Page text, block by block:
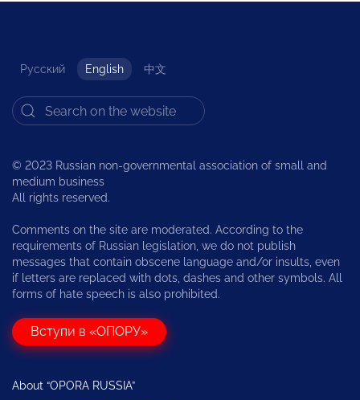
Русский English 中文
© 2023 Russian non-governmental association of small and
medium business
All rights reserved.
Comments on the site are moderated. According to the
requirements of Russian legislation, we do not publish
messages that contain obscene language and/or insults, even
if letters are replaced with dots, dashes and other symbols. All
forms of hate speech is also prohibited.
Вступи в «ОПОРУ»
About “OPORA RUSSIA”